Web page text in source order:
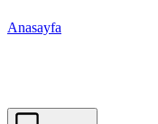
Anasayfa